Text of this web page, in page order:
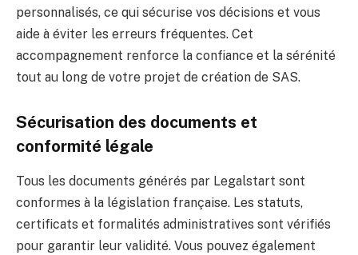
personnalisés, ce qui sécurise vos décisions et vous
aide à éviter les erreurs fréquentes. Cet
accompagnement renforce la confiance et la sérénité
tout au long de votre projet de création de SAS.
Sécurisation des documents et
conformité légale
Tous les documents générés par Legalstart sont
conformes à la législation française. Les statuts,
certificats et formalités administratives sont vérifiés
pour garantir leur validité. Vous pouvez également